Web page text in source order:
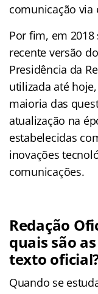
comunicação
Por fim, em
recente versão
Presidência da
utilizada até
maioria das
atualização na
estabelecidas
inovações
comunicações.
Redação
quais são
texto
Quando se